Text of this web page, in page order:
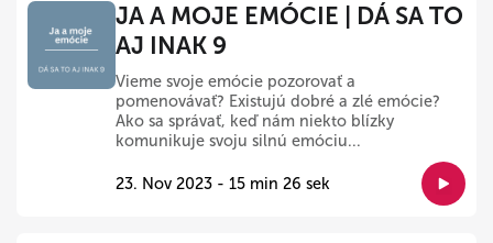
JA A MOJE EMÓCIE | DÁ SA TO
AJ INAK 9
Vieme svoje emócie pozorovať a
pomenovávať? Existujú dobré a zlé emócie?
Ako sa správať, keď nám niekto blízky
komunikuje svoju silnú emóciu...
23. Nov 2023 - 15 min 26 sek